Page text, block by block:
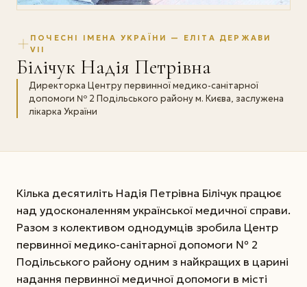
ПОЧЕСНІ ІМЕНА УКРАЇНИ — ЕЛІТА ДЕРЖАВИ
VII
Білічук Надія Петрівна
Директорка Центру первинної медико-санітарної
допомоги № 2 Подільського району м. Києва, заслужена
лікарка України
Кілька десятиліть Надія Петрівна Білічук працює
над удосконаленням української медичної справи.
Разом з колективом однодумців зробила Центр
первинної медико-санітарної допомоги № 2
Подільського району одним з найкращих в царині
надання первинної медичної допомоги в місті